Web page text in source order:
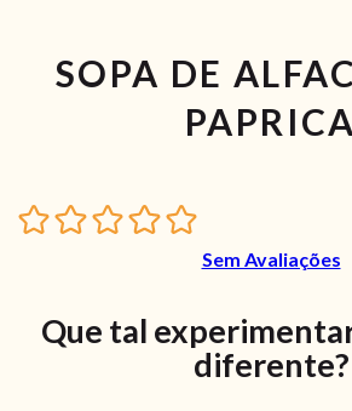
SOPA DE
PAPRICA
Sem Avaliações
Que tal
diferente?